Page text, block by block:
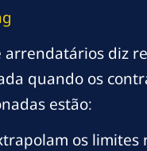
diz
quando os
estão:
os limites